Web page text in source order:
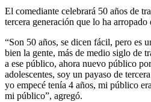
El comediante celebrará 50 años de
tercera generación que lo ha arropado
“Son 50 años, se dicen fácil, pero es
bien la gente, más de medio siglo de
a ese público, ahora nuevo público
adolescentes, soy un payaso de
yo empecé tenía 4 años, mi público
mi público”, agregó.